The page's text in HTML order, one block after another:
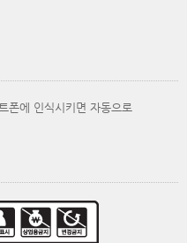
폰에 인식시키면 자동으로